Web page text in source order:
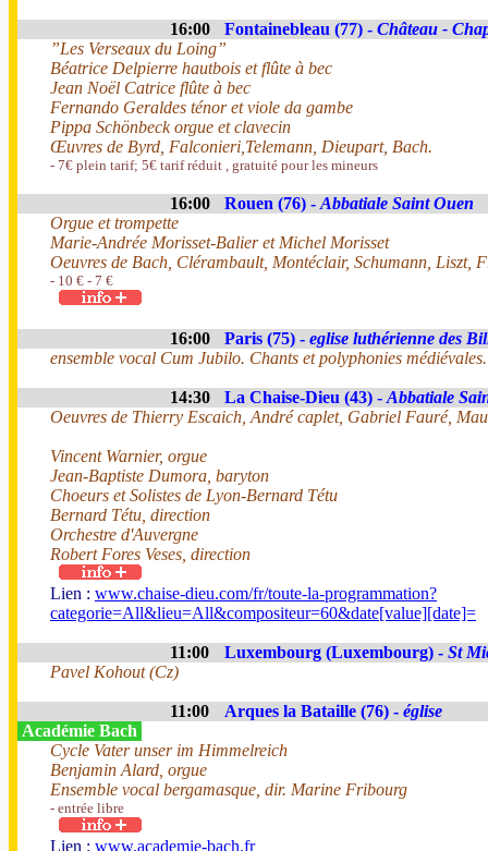
16:00 Fontainebleau (77) - Château -
”Les Verseaux du Loing”
Béatrice Delpierre hautbois et flûte à bec
Jean Noël Catrice flûte à bec
Fernando Geraldes ténor et viole da gambe
Pippa Schönbeck orgue et clavecin
Œuvres de Byrd, Falconieri,Telemann, Dieupart, Bach.
- 7€ plein tarif; 5€ tarif réduit , gratuité pour les mineurs
16:00 Rouen (76) - Abbatiale Saint Ouen
Orgue et trompette
Marie-Andrée Morisset-Balier et Michel Morisset
Oeuvres de Bach, Clérambault, Montéclair, Schumann, Liszt,
- 10 € - 7 €
16:00 Paris (75) - eglise luthérienne des
ensemble vocal Cum Jubilo. Chants et polyphonies médiévales.
14:30 La Chaise-Dieu (43) - Abbatiale
Oeuvres de Thierry Escaich, André caplet, Gabriel Fauré,
Vincent Warnier, orgue
Jean-Baptiste Dumora, baryton
Choeurs et Solistes de Lyon-Bernard Tétu
Bernard Tétu, direction
Orchestre d'Auvergne
Robert Fores Veses, direction
Lien : www.chaise-dieu.com/fr/toute-la-programmation?
categorie=All&lieu=All&compositeur=60&date[value][date]=
11:00 Luxembourg (Luxembourg) - St
Pavel Kohout (Cz)
11:00 Arques la Bataille (76) - église
Académie Bach
Cycle Vater unser im Himmelreich
Benjamin Alard, orgue
Ensemble vocal bergamasque, dir. Marine Fribourg
- entrée libre
Lien : www.academie-bach.fr